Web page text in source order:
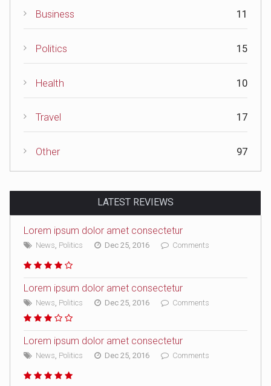
Business 11
Politics 15
Health 10
Travel 17
Other 97
LATEST REVIEWS
Lorem ipsum dolor amet consectetur
News Politics Dec 25, 2016 Comments
Lorem ipsum dolor amet consectetur
News Politics Dec 25, 2016 Comments
Lorem ipsum dolor amet consectetur
News Politics Dec 25, 2016 Comments